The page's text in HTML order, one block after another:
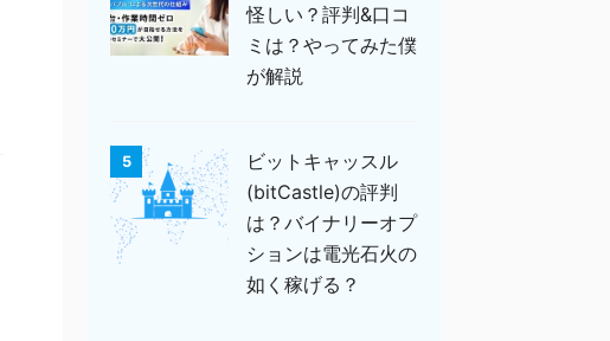
怪しい？評判&口コ
ミは？やってみた僕
が解説
5
ビットキャッスル
(bitCastle)の評判
は？バイナリーオプ
ションは電光石火の
如く稼げる？